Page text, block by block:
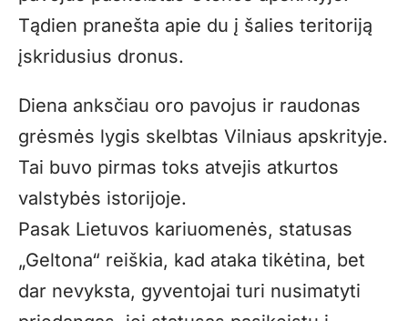
Tądien pranešta apie du į šalies teritoriją
įskridusius dronus.
Diena anksčiau oro pavojus ir raudonas
grėsmės lygis skelbtas Vilniaus apskrityje.
Tai buvo pirmas toks atvejis atkurtos
valstybės istorijoje.
Pasak Lietuvos kariuomenės, statusas
„Geltona“ reiškia, kad ataka tikėtina, bet
dar nevyksta, gyventojai turi nusimatyti